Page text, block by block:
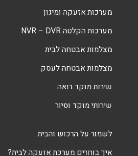
מערכות אזעקה ומיגון
מערכות הקלטה NVR – DVR
מצלמות אבטחה לבית
מצלמות אבטחה לעסק
שירות מוקד רואה
שירותי מוקד וסיור
לשמור על הרכוש והבית
איך בוחרים מערכת אזעקה לבית?